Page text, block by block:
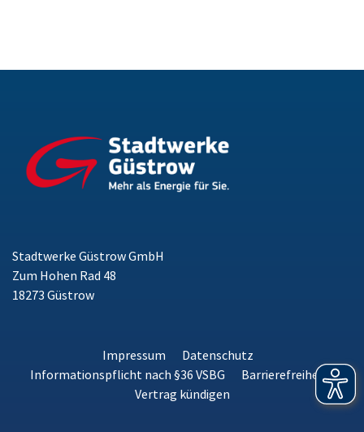
Stadtwerke Güstrow GmbH
Zum Hohen Rad 48
18273 Güstrow
Impressum
Datenschutz
Informationspflicht nach §36 VSBG
Barrierefreiheit
Vertrag kündigen